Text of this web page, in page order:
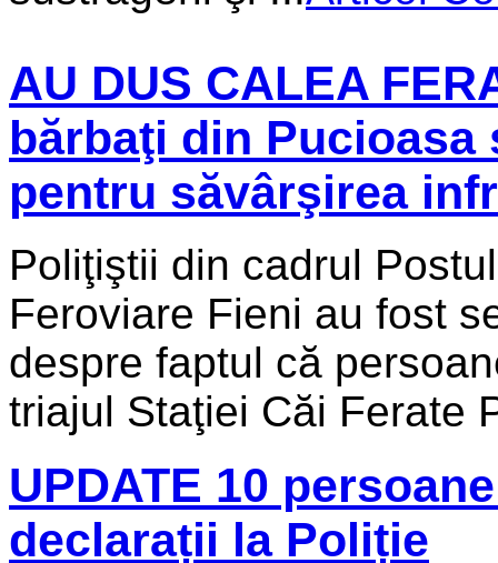
AU DUS CALEA
bărbaţi din
pentru săvârşirea
Poliţiştii din cadrul
Feroviare Fieni au fost
despre faptul că
triajul Staţiei Căi Ferate
UPDATE 10
declarații la Poliție